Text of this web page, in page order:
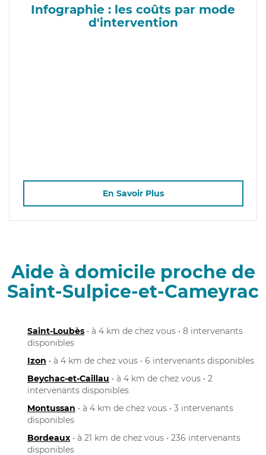
Infographie : les coûts par mode
d'intervention
En Savoir Plus
Aide à domicile proche de
Saint-Sulpice-et-Cameyrac
Saint-Loubès • à 4 km de chez vous • 8 intervenants
disponibles
Izon • à 4 km de chez vous • 6 intervenants disponibles
Beychac-et-Caillau • à 4 km de chez vous • 2
intervenants disponibles
Montussan • à 4 km de chez vous • 3 intervenants
disponibles
Bordeaux • à 21 km de chez vous • 236 intervenants
disponibles